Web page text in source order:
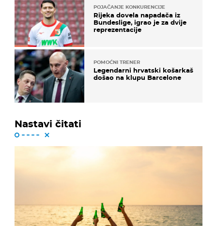
POJAČANJE KONKURENCIJE
Rijeka dovela napadača iz
Bundeslige, igrao je za dvije
reprezentacije
POMOĆNI TRENER
Legendarni hrvatski košarkaš
došao na klupu Barcelone
Nastavi čitati